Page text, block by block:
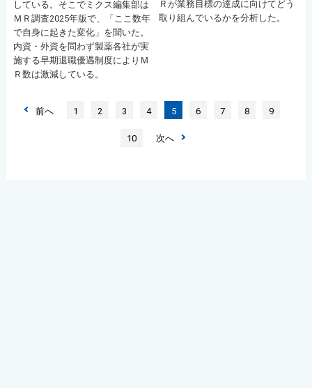
している。そこでミクス編集部は
ＭＲ調査2025年版で、「ここ数年
で自身に起きた変化」を聞いた。
内資・外資を問わず製薬各社が実
施する早期退職優遇制度によりＭ
Ｒ数は激減している。
Ｒが業務目標の達成に向けてどう
取り組んでいるかを分析した。
前へ 1 2 3 4 5 6 7 8 9
10 次へ